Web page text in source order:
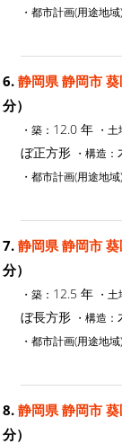
・都市計画(用途地域)
6. 静岡県 静岡市
分）
・築： 12.0 年 ・
ぼ正方形 ・構造：
・都市計画(用途地域)
7. 静岡県 静岡市
分）
・築： 12.5 年 ・
ぼ長方形 ・構造：
・都市計画(用途地域)
8. 静岡県 静岡市 葵
分）